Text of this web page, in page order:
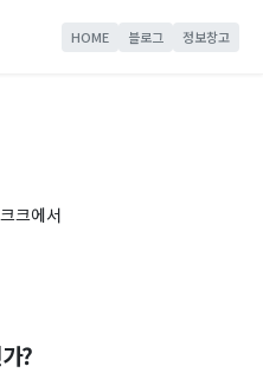
HOME 블로그 정보창고
크에서
?